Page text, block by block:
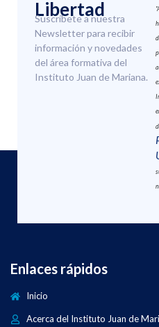
Libertad
Suscríbete a nuestra
Newsletter para recibir
información y novedades
del área formativa del
Instituto Juan de Mariana.
Enlaces rápidos
Inicio
Acerca del Instituto Juan de